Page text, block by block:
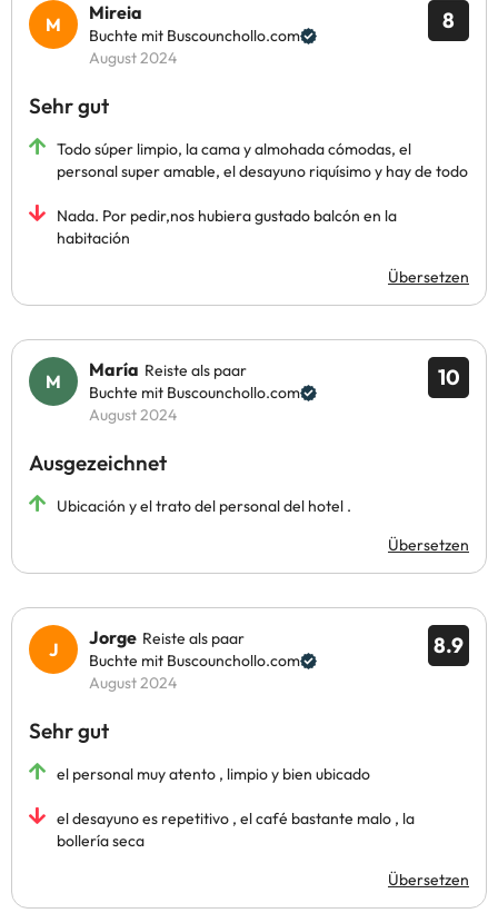
8
Mireia
Buchte mit Buscounchollo.com
August 2024
Sehr gut
Todo súper limpio, la cama y almohada cómodas, el
personal super amable, el desayuno riquísimo y hay de todo
Nada. Por pedir,nos hubiera gustado balcón en la
habitación
Übersetzen
10
María Reiste als paar
Buchte mit Buscounchollo.com
August 2024
Ausgezeichnet
Ubicación y el trato del personal del hotel .
Übersetzen
8.9
Jorge Reiste als paar
Buchte mit Buscounchollo.com
August 2024
Sehr gut
el personal muy atento , limpio y bien ubicado
el desayuno es repetitivo , el café bastante malo , la
bollería seca
Übersetzen